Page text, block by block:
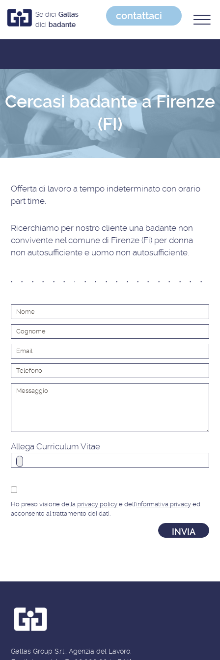
Se dici Gallas
dici badante
contattaci
Cercasi badante a Firenze
(FI)
Offerta di lavoroa tempo indeterminato con orario
part time
Ricerchiamo per nostro cliente una badante non
convivente nel comune di Firenze (Fi) per donna
non autosufficiente e uomo non autosufficiente.
Allega Curriculum Vitae
Ho preso visione della privacy policy e dell'informativa privacy ed
acconsento al trattamento dei dati.
Gallas Group S.r.l., Agenzia del Lavoro.